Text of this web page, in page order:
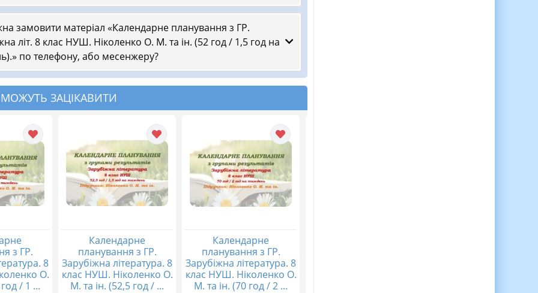
замовити матеріал «Календарне планування з ГР.
літ. 8 клас НУШ. Ніколенко О. М. та ін. (52 год / 1,5 год на
по телефону, або месенжеру?
ЗАЦІКАВИТИ
з ГР.
8
О.
/ 1 ...
Календарне
планування з ГР.
Зарубіжна література. 8
клас НУШ. Ніколенко О.
М. та ін. (52,5 год / ...
Календарне
планування з ГР.
Зарубіжна література. 8
клас НУШ. Ніколенко О.
М. та ін. (70 год / 2 ...